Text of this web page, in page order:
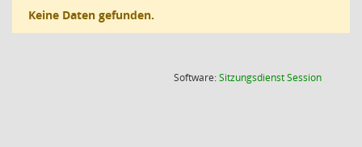
Keine Daten gefunden.
Software:SitzungsdienstSession(Wird in